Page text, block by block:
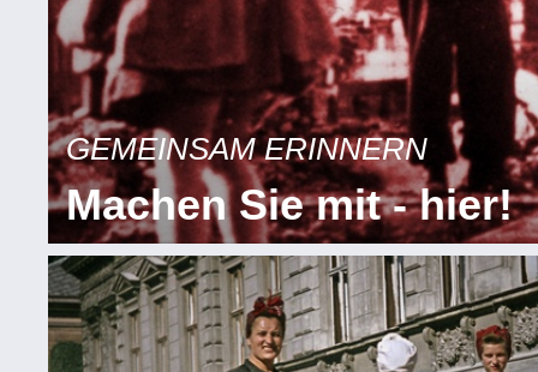
GEMEINSAM ERINNERN
Machen Sie mit - hier!